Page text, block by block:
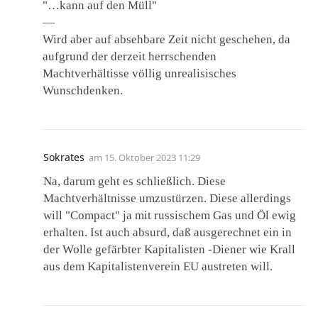
"…kann auf den Müll"
—
Wird aber auf absehbare Zeit nicht geschehen, da
aufgrund der derzeit herrschenden
Machtverhältisse völlig unrealisisches
Wunschdenken.
Sokrates am 15. Oktober 2023 11:29
Na, darum geht es schließlich. Diese
Machtverhältnisse umzustürzen. Diese allerdings
will "Compact" ja mit russischem Gas und Öl ewig
erhalten. Ist auch absurd, daß ausgerechnet ein in
der Wolle gefärbter Kapitalisten -Diener wie Krall
aus dem Kapitalistenverein EU austreten will.